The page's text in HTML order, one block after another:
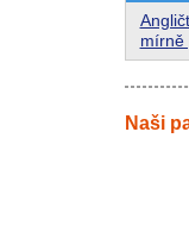
mírně
Naši